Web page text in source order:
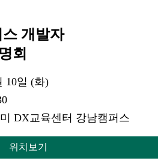
개발자
회
10일 (화)
DX교육센터 강남캠퍼스
위치보기